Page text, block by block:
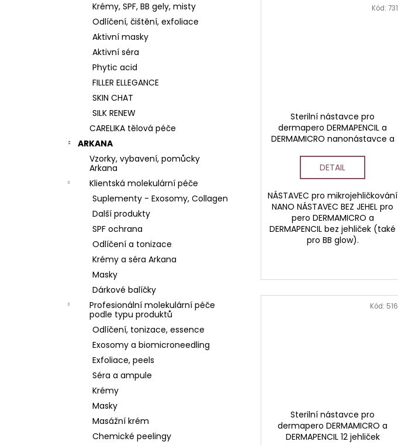
Krémy, SPF, BB gely, misty
Odlíčení, čištění, exfoliace
Aktivní masky
Aktivní séra
Phytic acid
FILLER ELLEGANCE
SKIN CHAT
SILK RENEW
CARELIKA tělová péče
ARKANA
Vzorky, vybavení, pomůcky
Arkana
Klientská molekulární péče
Suplementy - Exosomy, Collagen
Další produkty
SPF ochrana
Odlíčení a tonizace
Krémy a séra Arkana
Masky
Dárkové balíčky
Profesionální molekulární péče
podle typu produktů
Odlíčení, tonizace, essence
Exosomy a biomicroneedling
Exfoliace, peels
Séra a ampule
Krémy
Masky
Masážní krém
Chemické peelingy
Sterilní nástavce pro
dermapero DERMAPENCIL a
DERMAMICRO nanonástavce a
DETAIL
NÁSTAVEC pro mikrojehličkování
NANO NÁSTAVEC BEZ JEHEL pro
pero DERMAMICRO a
DERMAPENCIL bez jehliček (také
pro BB glow).
Kód:731
Sterilní nástavce pro
dermapero DERMAMICRO a
DERMAPENCIL 12 jehliček
Kód: 516